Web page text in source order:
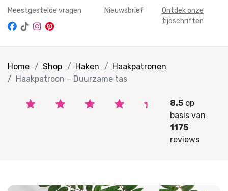
Meestgestelde vragen Nieuwsbrief
Ontdek onze
tijdschriften
Home Shop Haken
Haakpatronen
Haakpatroon – Duurzame tas
8.5op
basis van
1175
reviews